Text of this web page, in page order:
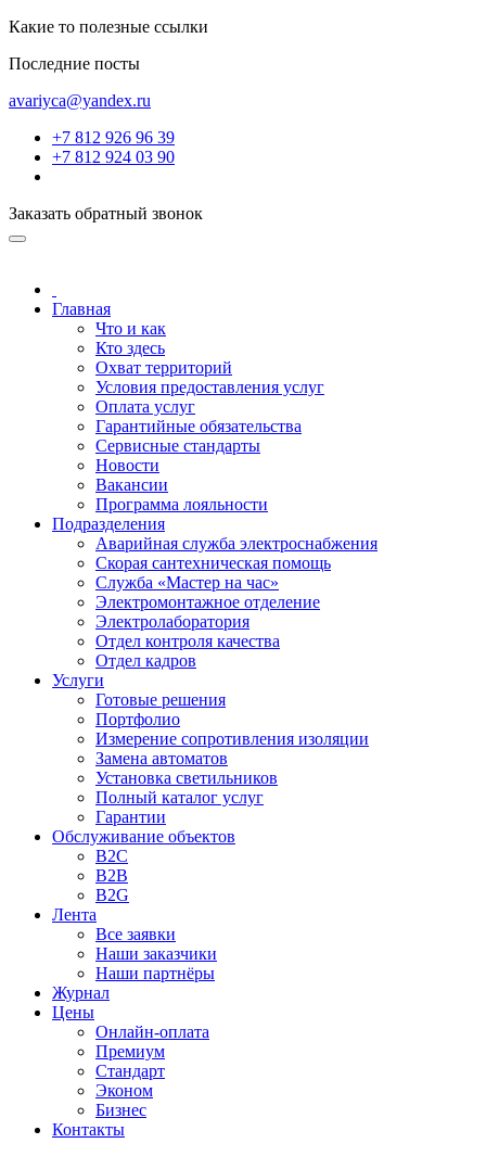
Какие то полезные ссылки
Последние посты
avariyca@yandex.ru
+7 812 926 96 39
+7 812 924 03 90
Заказать обратный звонок
Главная
Что и как
Кто здесь
Охват территорий
Условия предоставления услуг
Оплата услуг
Гарантийные обязательства
Сервисные стандарты
Новости
Вакансии
Программа лояльности
Подразделения
Аварийная служба электроснабжения
Скорая сантехническая помощь
Служба «Мастер на час»
Электромонтажное отделение
Электролаборатория
Отдел контроля качества
Отдел кадров
Услуги
Готовые решения
Портфолио
Измерение сопротивления изоляции
Замена автоматов
Установка светильников
Полный каталог услуг
Гарантии
Обслуживание объектов
B2C
B2B
B2G
Лента
Все заявки
Наши заказчики
Наши партнёры
Журнал
Цены
Онлайн-оплата
Премиум
Стандарт
Эконом
Бизнес
Контакты